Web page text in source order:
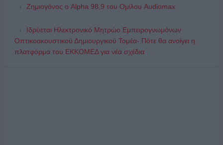
Ζημιογόνος ο Alpha 98,9 του Ομίλου Audiomax
Ιδρύεται Ηλεκτρονικό Μητρώο Εμπειρογνωμόνων
Οπτικοακουστικού Δημιουργικού Τομέα- Πότε θα ανοίγει η
πλατφόρμα του ΕΚΚΟΜΕΔ για νέα σχέδια